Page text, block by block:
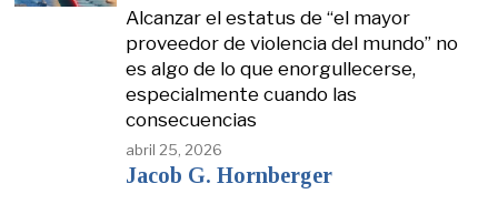
Alcanzar el estatus de “el mayor
proveedor de violencia del mundo” no
es algo de lo que enorgullecerse,
especialmente cuando las
consecuencias
abril 25, 2026
Jacob G. Hornberger